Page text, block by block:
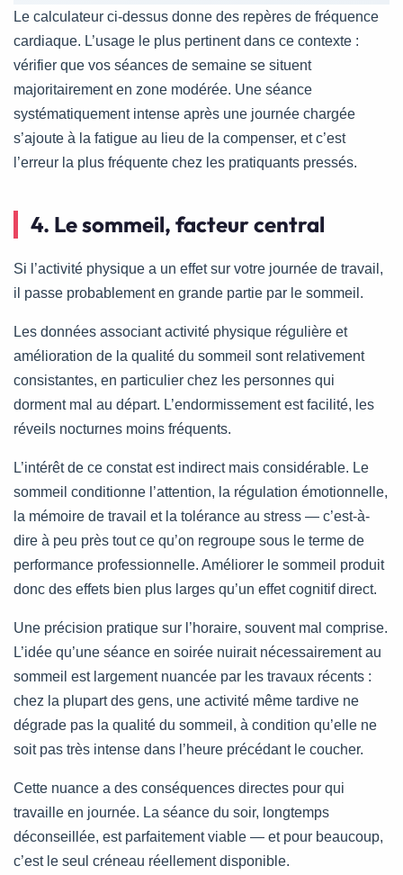
Le calculateur ci-dessus donne des repères de fréquence
cardiaque. L’usage le plus pertinent dans ce contexte :
vérifier que vos séances de semaine se situent
majoritairement en zone modérée. Une séance
systématiquement intense après une journée chargée
s’ajoute à la fatigue au lieu de la compenser, et c’est
l’erreur la plus fréquente chez les pratiquants pressés.
4. Le sommeil, facteur central
Si l’activité physique a un effet sur votre journée de travail,
il passe probablement en grande partie par le sommeil.
Les données associant activité physique régulière et
amélioration de la qualité du sommeil sont relativement
consistantes, en particulier chez les personnes qui
dorment mal au départ. L’endormissement est facilité, les
réveils nocturnes moins fréquents.
L’intérêt de ce constat est indirect mais considérable. Le
sommeil conditionne l’attention, la régulation émotionnelle,
la mémoire de travail et la tolérance au stress — c’est-à-
dire à peu près tout ce qu’on regroupe sous le terme de
performance professionnelle. Améliorer le sommeil produit
donc des effets bien plus larges qu’un effet cognitif direct.
Une précision pratique sur l’horaire, souvent mal comprise.
L’idée qu’une séance en soirée nuirait nécessairement au
sommeil est largement nuancée par les travaux récents :
chez la plupart des gens, une activité même tardive ne
dégrade pas la qualité du sommeil, à condition qu’elle ne
soit pas très intense dans l’heure précédant le coucher.
Cette nuance a des conséquences directes pour qui
travaille en journée. La séance du soir, longtemps
déconseillée, est parfaitement viable — et pour beaucoup,
c’est le seul créneau réellement disponible.